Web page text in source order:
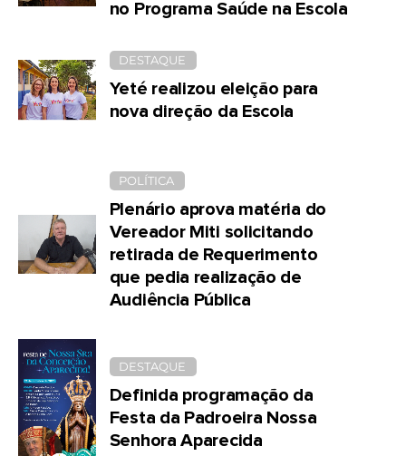
no Programa Saúde na Escola
DESTAQUE
Yeté realizou eleição para
nova direção da Escola
POLÍTICA
Plenário aprova matéria do
Vereador Miti solicitando
retirada de Requerimento
que pedia realização de
Audiência Pública
DESTAQUE
Definida programação da
Festa da Padroeira Nossa
Senhora Aparecida